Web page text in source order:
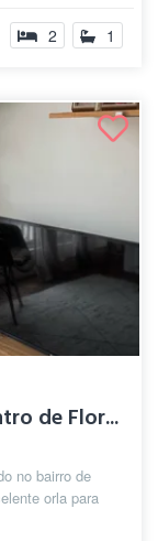
2 1
de Flor...
no bairro de
orla para